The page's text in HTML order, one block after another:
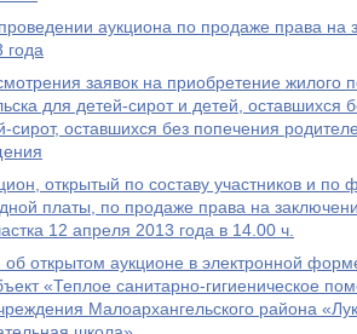
аукциона по продаже права на
года
заявок на приобретение жилого
для детей-сирот и детей, оставшихся
сирот, оставшихся без попечения
открытый по составу участников и
платы, по продаже права на
12 апреля 2013 года в 14.00 ч.
об открытом аукционе в электронной
«Теплое санитарно-гигиеническое
Малоархангельского района